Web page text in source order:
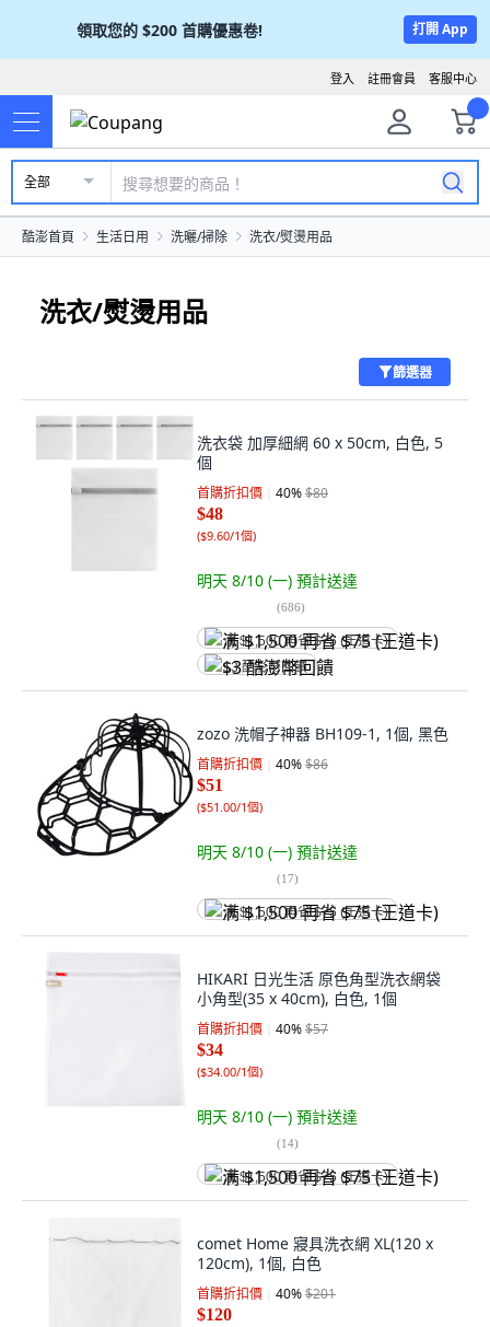
領取您的 $200 首購優惠卷! 打開 App
客服中心
註冊會員
登入
全部
酷澎首頁 生活日用 洗曬/掃除 洗衣/熨燙用品
洗衣/熨燙用品
篩選器
洗衣袋 加厚細網 60 x 50cm, 白色, 5
個
首購折扣價 40%$80
$48
($9.60/1個)
明天 8/10 (一) 預計送達
(686)
满 $1,500 再省 $75 (王道卡)
$3 酷澎幣回饋
zozo 洗帽子神器 BH109-1, 1個, 黑色
首購折扣價 40%$86
$51
($51.00/1個)
明天 8/10 (一) 預計送達
(17)
满 $1,500 再省 $75 (王道卡)
HIKARI 日光生活 原色角型洗衣網袋
小角型(35 x 40cm), 白色, 1個
首購折扣價 40%$57
$34
($34.00/1個)
明天 8/10 (一) 預計送達
(14)
满 $1,500 再省 $75 (王道卡)
comet Home 寢具洗衣網 XL(120 x
120cm), 1個, 白色
首購折扣價 40%$201
$120